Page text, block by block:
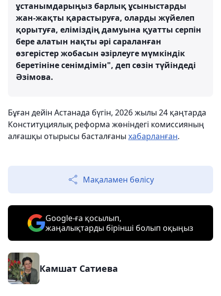
ұстанымдарыңыз барлық ұсыныстарды
жан-жақты қарастыруға, оларды жүйелеп
қорытуға, еліміздің дамуына қуатты серпін
бере алатын нақты әрі сараланған
өзгерістер жобасын әзірлеуге мүмкіндік
беретініне сенімдімін", деп сөзін түйіндеді
Әзімова.
Бұған дейін Астанада бүгін, 2026 жылы 24 қаңтарда
Конституциялық реформа жөніндегі комиссияның
алғашқы отырысы басталғаны хабарланған.
Мақаламен бөлісу
Google-ға қосылып,
жаңалықтарды бірінші болып оқыңыз
Камшат Сатиева